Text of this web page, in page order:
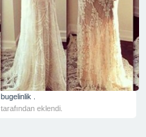
bugelinlik .
tarafından eklendi.